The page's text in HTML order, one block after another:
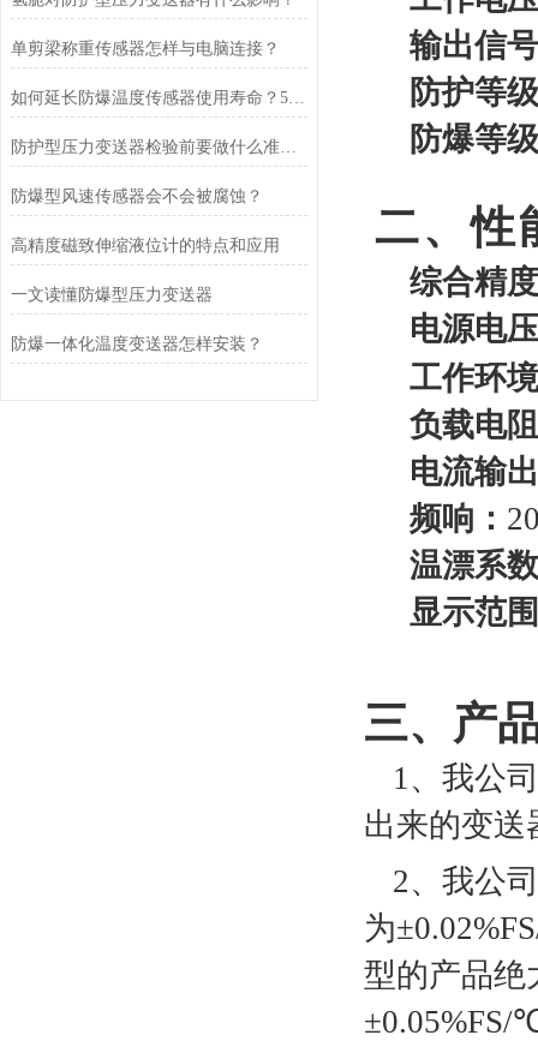
单剪梁称重传感器怎样与电脑连接？
如何延长防爆温度传感器使用寿命？5个高危环境保养技巧
防护型压力变送器检验前要做什么准备？
防爆型风速传感器会不会被腐蚀？
高精度磁致伸缩液位计的特点和应用
一文读懂防爆型压力变送器
防爆一体化温度变送器怎样安装？
输出信
防护等
防爆等
二、性
综合精
电源电
工作环
负载电
电流输
频响：
温漂系
显示范
三、产
1、我公
出来的变送
2、我公
为±
型的产品绝
±0.05%FS/